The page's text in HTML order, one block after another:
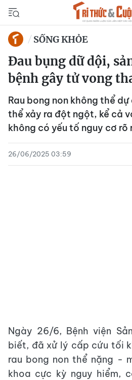
SỐNG KHỎE
Đau bụng dữ dội,
bệnh gây tử vong
Rau bong non không thể
thể xảy ra đột ngột, kể cả
không có yếu tố nguy cơ rõ
26/06/2025 03:59
Ngày 26/6, Bệnh viện
biết, đã xử lý cấp cứu tối
rau bong non thể nặng -
khoa cực kỳ nguy hiểm,